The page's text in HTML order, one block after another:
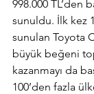
998.000 TL’den
sunuldu. İlk kez
sunulan Toyota
büyük beğeni
kazanmayı da
100’den fazla